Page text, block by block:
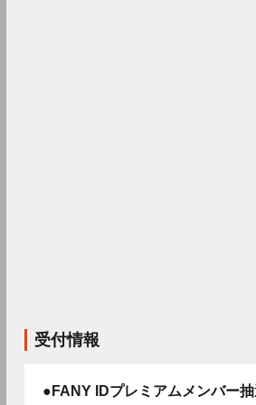
受付情報
●FANY IDプレミアムメンバー